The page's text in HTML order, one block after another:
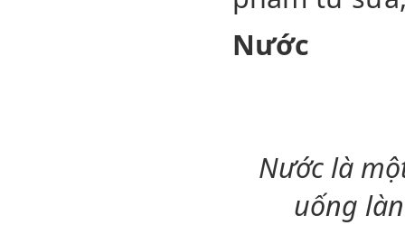
Nước
Nước là
uống